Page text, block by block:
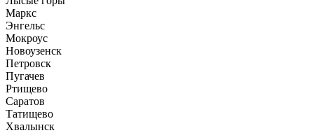
Маркс
Энгельс
Мокроус
Новоузенск
Петровск
Пугачев
Ртищево
Саратов
Татищево
Хвалынск